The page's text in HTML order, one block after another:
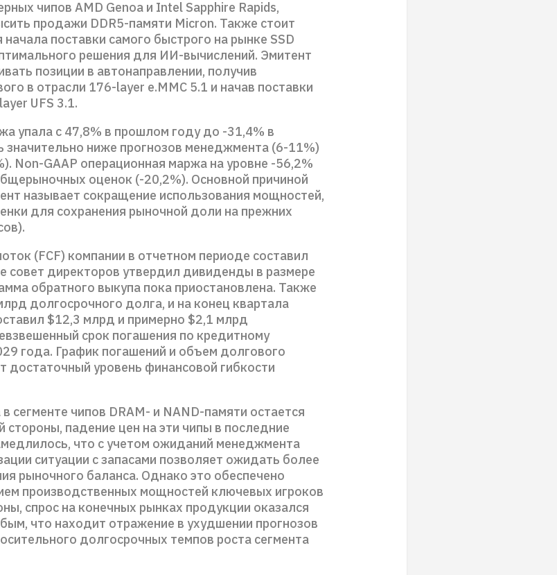
чипов AMD Genoa и Intel Sapphire Rapids,
продажи DDR5-памяти Micron. Также стоит
поставки самого быстрого на рынке SSD
решения для ИИ-вычислений. Эмитент
позиции в автонаправлении, получив
в отрасли 176-layer e.MMC 5.1 и начав поставки
UFS 3.1.
упала с 47,8% в прошлом году до -31,4% в
значительно ниже прогнозов менеджмента (6-11%)
Non-GAAP операционная маржа на уровне -56,2%
оценок (-20,2%). Основной причиной
называет сокращение использования мощностей,
для сохранения рыночной доли на прежних
(FCF) компании в отчетном периоде составил
совет директоров утвердил дивиденды в размере
обратного выкупа пока приостановлена. Также
долгосрочного долга, и на конец квартала
$12,3 млрд и примерно $2,1 млрд
срок погашения по кредитному
года. График погашений и объем долгового
достаточный уровень финансовой гибкости
сегменте чипов DRAM- и NAND-памяти остается
стороны, падение цен на эти чипы в последние
что с учетом ожиданий менеджмента
ситуации с запасами позволяет ожидать более
рыночного баланса. Однако это обеспечено
производственных мощностей ключевых игроков
спрос на конечных рынках продукции оказался
что находит отражение в ухудшении прогнозов
долгосрочных темпов роста сегмента